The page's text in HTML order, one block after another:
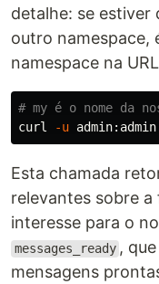
detalhe: se estiver
outro namespace,
namespace na
# my é o nome da
curl
-u admin:admin
Esta chamada
relevantes sobre a
interesse para o
messages_ready ,
mensagens